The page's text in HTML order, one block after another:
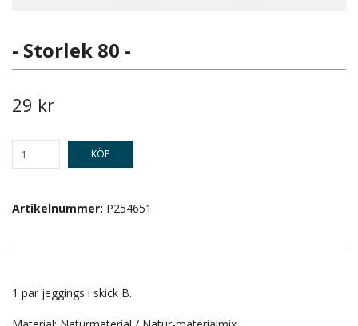
- Storlek 80 -
29 kr
KÖP
Artikelnummer: P254651
1 par jeggings i skick B.